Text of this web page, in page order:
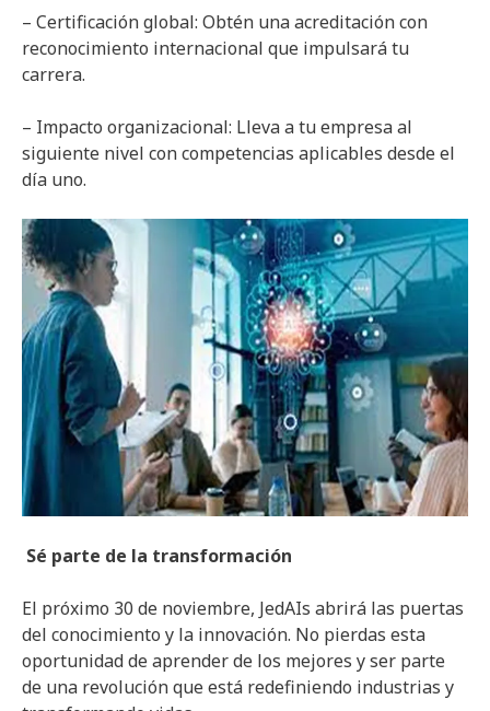
– Certificación global: Obtén una acreditación con
reconocimiento internacional que impulsará tu
carrera.
– Impacto organizacional: Lleva a tu empresa al
siguiente nivel con competencias aplicables desde el
día uno.
Sé parte de la transformación
El próximo 30 de noviembre, JedAIs abrirá las puertas
del conocimiento y la innovación. No pierdas esta
oportunidad de aprender de los mejores y ser parte
de una revolución que está redefiniendo industrias y